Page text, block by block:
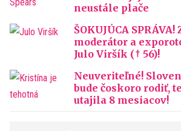
neustále plače
ŠOKUJÚCA
moderátor a
Julo Viršík († 56)!
Neuveriteľné!
bude čoskoro rodiť,
utajila 8 mesiacov!